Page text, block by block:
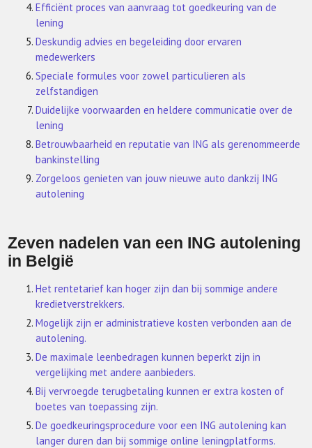
Efficiënt proces van aanvraag tot goedkeuring van de
lening
Deskundig advies en begeleiding door ervaren
medewerkers
Speciale formules voor zowel particulieren als
zelfstandigen
Duidelijke voorwaarden en heldere communicatie over de
lening
Betrouwbaarheid en reputatie van ING als gerenommeerde
bankinstelling
Zorgeloos genieten van jouw nieuwe auto dankzij ING
autolening
Zeven nadelen van een ING autolening
in België
Het rentetarief kan hoger zijn dan bij sommige andere
kredietverstrekkers.
Mogelijk zijn er administratieve kosten verbonden aan de
autolening.
De maximale leenbedragen kunnen beperkt zijn in
vergelijking met andere aanbieders.
Bij vervroegde terugbetaling kunnen er extra kosten of
boetes van toepassing zijn.
De goedkeuringsprocedure voor een ING autolening kan
langer duren dan bij sommige online leningplatforms.